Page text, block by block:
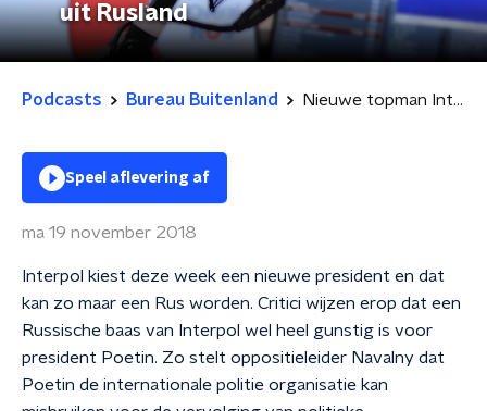
uit Rusland
Podcasts Bureau Buitenland Nieuwe topman Interpol mogelijk uit Rusland
Speel aflevering af
ma 19 november 2018
Interpol kiest deze week een nieuwe president en dat
kan zo maar een Rus worden. Critici wijzen erop dat een
Russische baas van Interpol wel heel gunstig is voor
president Poetin. Zo stelt oppositieleider Navalny dat
Poetin de internationale politie organisatie kan